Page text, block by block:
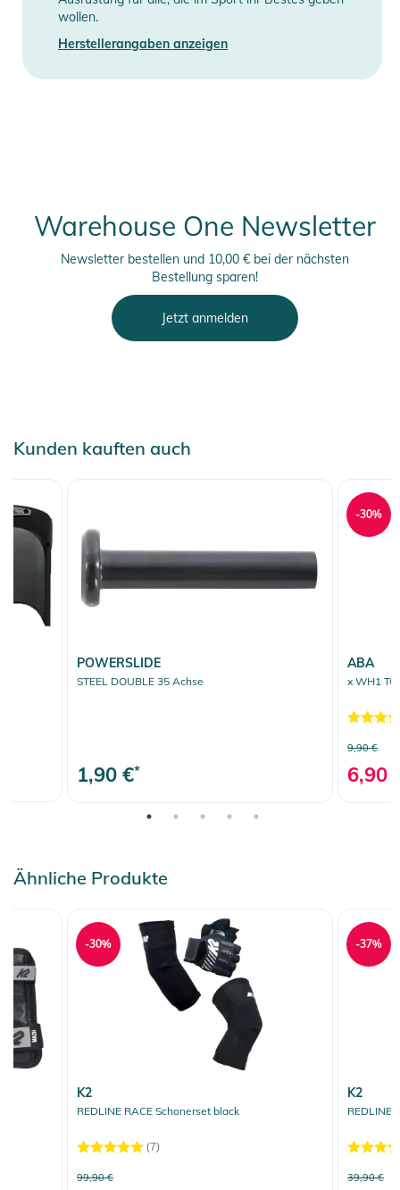
wollen.
Herstellerangaben anzeigen
Warehouse One Newsletter
Newsletter bestellen und 10,00 € bei der nächsten
Bestellung sparen!
Jetzt anmelden
Kunden kauften auch
POWERSLIDE
STEEL DOUBLE 35 Achse
1,90 €*
ABA
x WH1
9,90 €
6,90
-30%
Ähnliche Produkte
K2
REDLINE RACE Schonerset black
(7)
99,90 €
-30%
K2
REDLINE
39,90 €
-37%